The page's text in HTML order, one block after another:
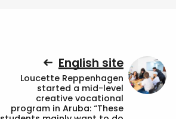
English site
Loucette Reppenhagen
started a mid-level
creative vocational
program in Aruba: “These